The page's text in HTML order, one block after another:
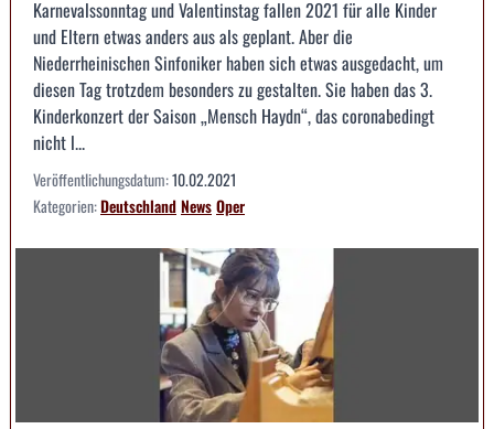
Karnevalssonntag und Valentinstag fallen 2021 für alle Kinder
und Eltern etwas anders aus als geplant. Aber die
Niederrheinischen Sinfoniker haben sich etwas ausgedacht, um
diesen Tag trotzdem besonders zu gestalten. Sie haben das 3.
Kinderkonzert der Saison „Mensch Haydn“, das coronabedingt
nicht l...
Veröffentlichungsdatum:10.02.2021
Kategorien:DeutschlandNewsOper